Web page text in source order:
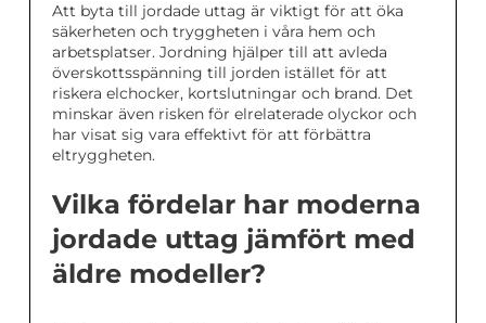
Att byta till jordade uttag är viktigt för att öka
säkerheten och tryggheten i våra hem och
arbetsplatser. Jordning hjälper till att avleda
överskottsspänning till jorden istället för att
riskera elchocker, kortslutningar och brand. Det
minskar även risken för elrelaterade olyckor och
har visat sig vara effektivt för att förbättra
eltryggheten.
Vilka fördelar har moderna
jordade uttag jämfört med
äldre modeller?